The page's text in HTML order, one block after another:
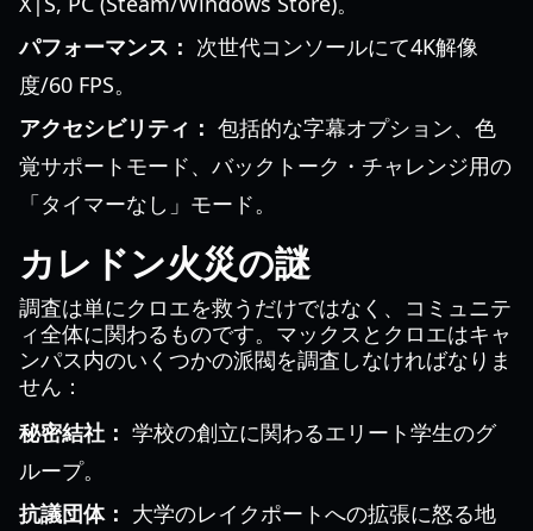
パフォーマンス： 次世代コンソールにて4K解像
度/60 FPS。
アクセシビリティ： 包括的な字幕オプション、色
覚サポートモード、バックトーク・チャレンジ用の
「タイマーなし」モード。
カレドン火災の謎
調査は単にクロエを救うだけではなく、コミュニテ
ィ全体に関わるものです。マックスとクロエはキャ
ンパス内のいくつかの派閥を調査しなければなりま
せん：
秘密結社： 学校の創立に関わるエリート学生のグ
ループ。
抗議団体： 大学のレイクポートへの拡張に怒る地